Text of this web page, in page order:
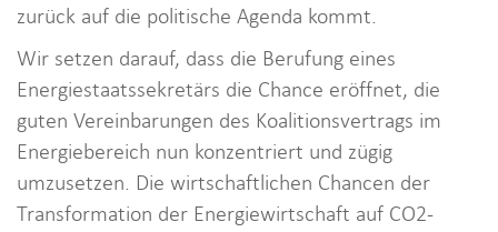
zurück auf die politische Agenda kommt.
Wir setzen darauf, dass die Berufung eines
Energiestaatssekretärs die Chance eröffnet, die
guten Vereinbarungen des Koalitionsvertrags im
Energiebereich nun konzentriert und zügig
umzusetzen. Die wirtschaftlichen Chancen der
Transformation der Energiewirtschaft auf CO2-